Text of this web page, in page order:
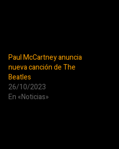
Paul McCartney anuncia
nueva canción de The
Beatles
26/10/2023
En «Noticias»